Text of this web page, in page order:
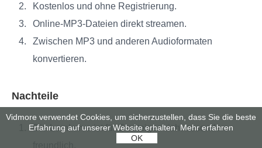
Kostenlos und ohne Registrierung.
Online-MP3-Dateien direkt streamen.
Zwischen MP3 und anderen Audioformaten
konvertieren.
Nachteile
Die Lernkurve ist für Einsteiger nicht besonders
Vidmore verwendet Cookies, um sicherzustellen, dass Sie die beste
Erfahrung auf unserer Website erhalten. Mehr erfahren
OK